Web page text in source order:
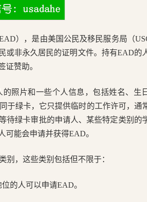
），是由美国公民及移民服务局（
或非永久居民的证明文件。持有EAD的
证赞助。
照片和一些个人信息，包括姓名、生
于绿卡，它只提供临时的工作许可，通
待绿卡审批的申请人、某些特定类别的
可能会申请并获得EAD。
别，这些类别包括但不限于：
的人可以申请EAD。